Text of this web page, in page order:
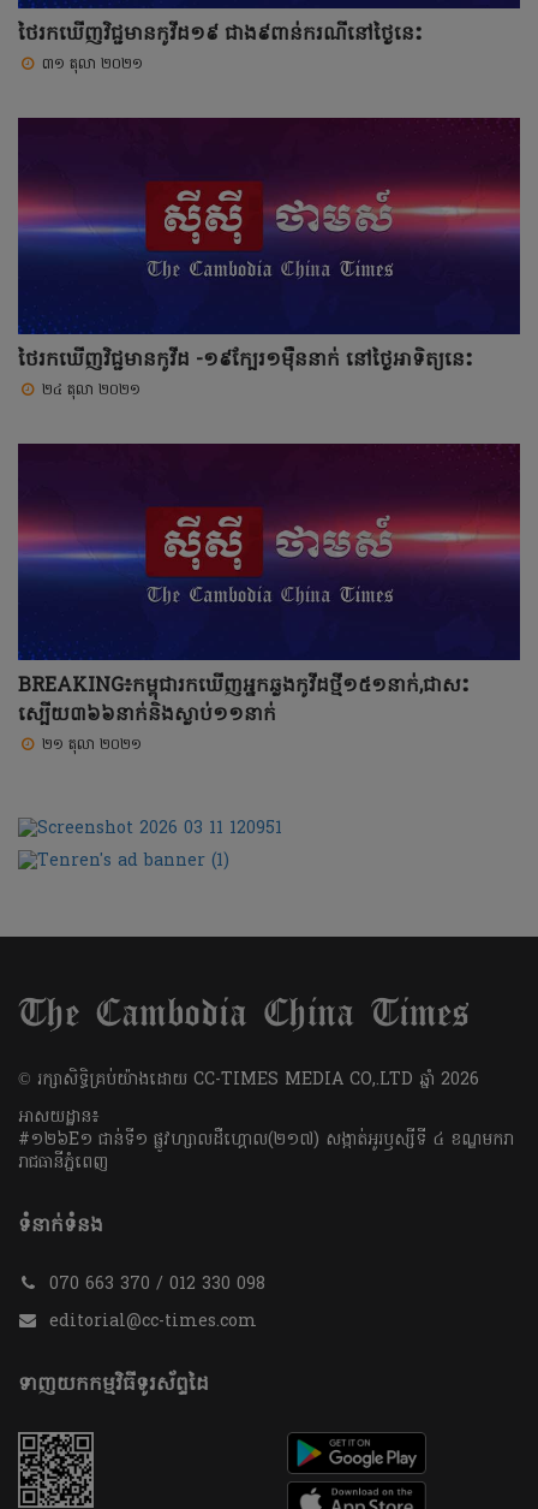
ថៃរកឃើញវិជ្ជមានកូវីដ១៩ ជាង៩ពាន់ករណីនៅថ្ងៃនេះ
៣១ តុលា ២០២១
ថៃរកឃើញវិជ្ជមានកូវីដ -១៩ក្បែរ១ម៉ឺននាក់ នៅថ្ងៃអាទិត្យនេះ
២៤ តុលា ២០២១
BREAKING៖កម្ពុជារកឃើញអ្នកឆ្លងកូវីដថ្មី១៥១នាក់,ជាសះ
ស្បើយ៣៦៦នាក់និងស្លាប់១១នាក់
២១ តុលា ២០២១
​© រក្សា​សិទ្ធិ​គ្រប់​យ៉ាង​ដោយ​ CC-TIMES MEDIA CO,.LTD ឆ្នាំ​ 2026
អាសយដ្ឋាន៖
#១២៦E១ ជាន់ទី១ ផ្លូវហ្សាលដឺហ្គោល(២១៧) សង្កាត់អូរឫស្សីទី ៤ ខណ្ឌមករា
រាជធានីភ្នំពេញ
ទំនាក់ទំនង
070 663 370 / 012 330 098
editorial@cc-times.com
ទាញយកកម្មវិធីទូរស័ព្ទដៃ